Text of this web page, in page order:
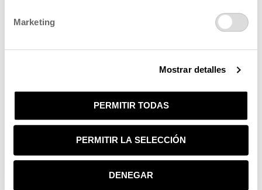
Marketing
Mostrar detalles
PERMITIR TODAS
PERMITIR LA SELECCIÓN
DENEGAR
YOU MAY ALSO LIKE…
Pure Mask Repair & Protect
21,75€
58,75€ 52,87€